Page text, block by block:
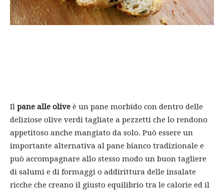
Il pane alle olive è un pane morbido con dentro delle
deliziose olive verdi tagliate a pezzetti che lo rendono
appetitoso anche mangiato da solo. Può essere un
importante alternativa al pane bianco tradizionale e
può accompagnare allo stesso modo un buon tagliere
di salumi e di formaggi o addirittura delle insalate
ricche che creano il giusto equilibrio tra le calorie ed il